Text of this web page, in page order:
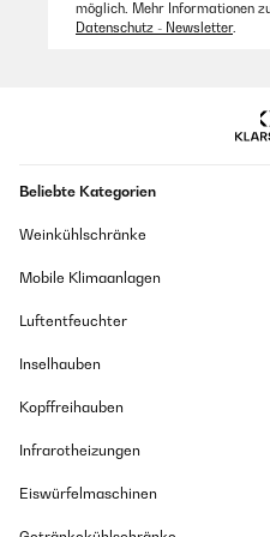
möglich. Mehr Informationen
Datenschutz - Newsletter.
Beliebte Kategorien
Weinkühlschränke
Mobile Klimaanlagen
Luftentfeuchter
Inselhauben
Kopffreihauben
Infrarotheizungen
Eiswürfelmaschinen